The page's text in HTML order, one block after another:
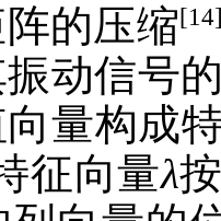
的压缩
动信号
量构成
征向量λ